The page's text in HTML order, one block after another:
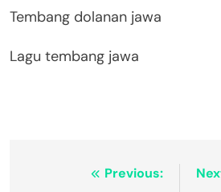
Tembang dolanan jawa
Lagu tembang jawa
Navigasi Previous: